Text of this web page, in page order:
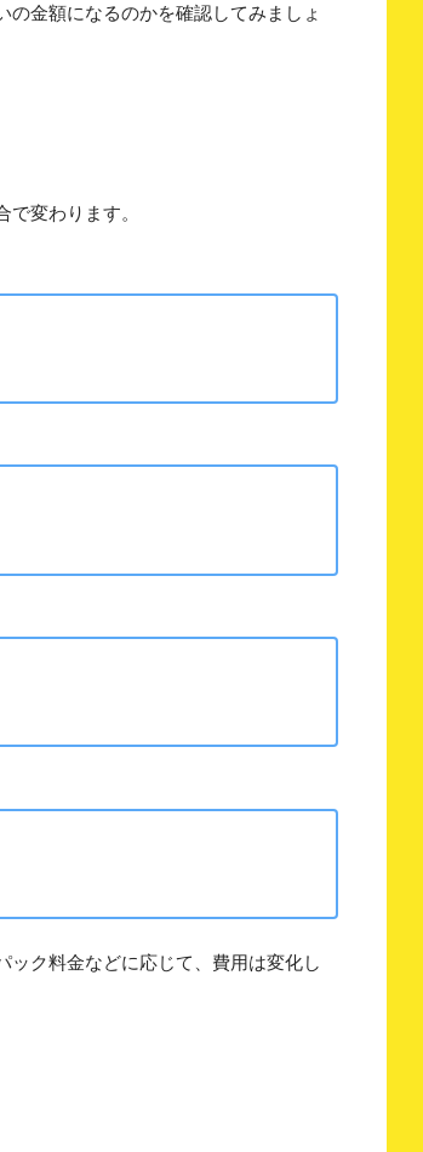
金額になるのかを確認してみましょ
変わります。
ック料金などに応じて、費用は変化し